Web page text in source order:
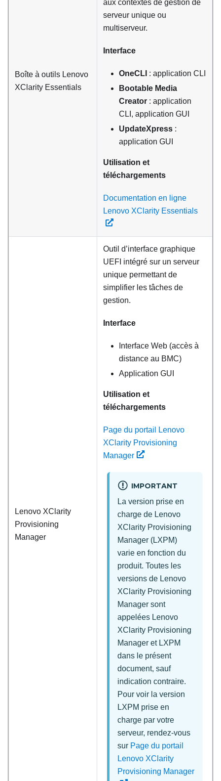
Boîte à outils Lenovo
XClarity Essentials
aux contextes de gestion de
serveur unique ou
multiserveur.
Interface
OneCLI : application CLI
Bootable Media
Creator : application
CLI, application GUI
UpdateXpress :
application GUI
Utilisation et
téléchargements
Documentation en ligne
Lenovo XClarity Essentials
Lenovo XClarity
Provisioning
Manager
Outil d’interface graphique
UEFI intégré sur un serveur
unique permettant de
simplifier les tâches de
gestion.
Interface
Interface Web (accès à
distance au BMC)
Application GUI
Utilisation et
téléchargements
Page du portail Lenovo
XClarity Provisioning
Manager
IMPORTANT
La version prise en
charge de Lenovo
XClarity Provisioning
Manager (LXPM)
varie en fonction du
produit. Toutes les
versions de Lenovo
XClarity Provisioning
Manager sont
appelées Lenovo
XClarity Provisioning
Manager et LXPM
dans le présent
document, sauf
indication contraire.
Pour voir la version
LXPM prise en
charge par votre
serveur, rendez-vous
sur Page du portail
Lenovo XClarity
Provisioning Manager